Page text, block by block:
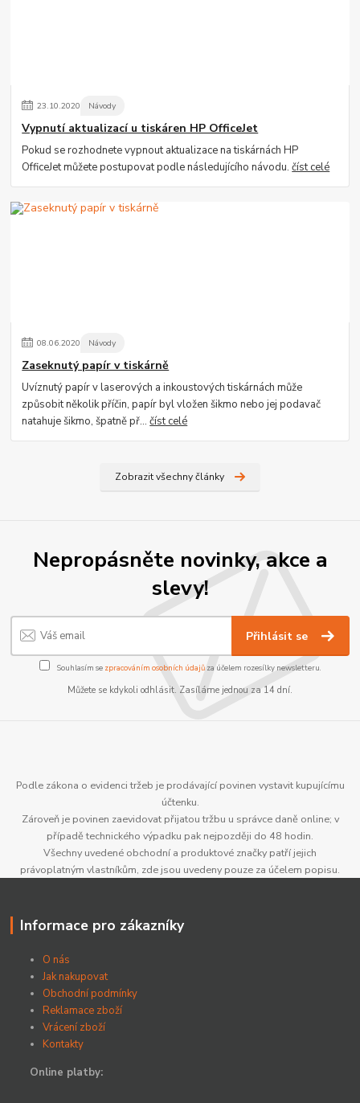
23.10.2020 Návody
Vypnutí aktualizací u tiskáren HP OfficeJet
Pokud se rozhodnete vypnout aktualizace na tiskárnách HP
OfficeJet můžete postupovat podle následujícího návodu.číst celé
08.06.2020 Návody
Zaseknutý papír v tiskárně
Uvíznutý papír v laserových a inkoustových tiskárnách může
způsobit několik příčin, papír byl vložen šikmo nebo jej podavač
natahuje šikmo, špatně př...číst celé
Zobrazit všechny články
Nepropásněte novinky, akce a
slevy!
Přihlásit se
Souhlasím se zpracováním osobních údajůza účelem rozesílky newsletteru.
Můžete se kdykoli odhlásit. Zasíláme jednou za 14 dní.
Podle zákona o evidenci tržeb je prodávající povinen vystavit kupujícímu
účtenku.
Zároveň je povinen zaevidovat přijatou tržbu u správce daně online; v
případě technického výpadku pak nejpozději do 48 hodin.
Všechny uvedené obchodní a produktové značky patří jejich
právoplatným vlastníkům, zde jsou uvedeny pouze za účelem popisu.
Informace pro zákazníky
O nás
Jak nakupovat
Obchodní podmínky
Reklamace zboží
Vrácení zboží
Kontakty
Online platby: